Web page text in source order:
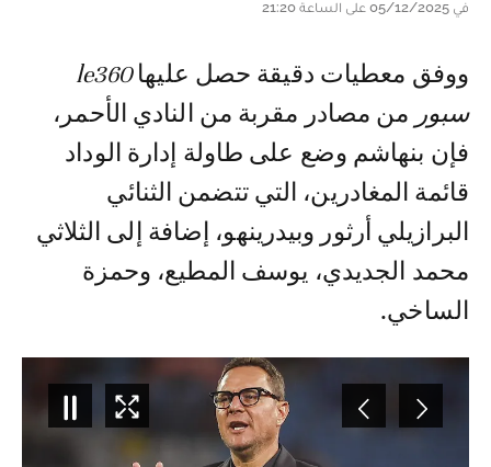
في 05/12/2025 على الساعة 21:20
ووفق معطيات دقيقة حصل عليهاle360
سبور من مصادر مقربة من النادي الأحمر،
فإن بنهاشم وضع على طاولة إدارة الوداد
قائمة المغادرين، التي تتضمن الثنائي
البرازيلي أرثور وبيدرينهو، إضافة إلى الثلاثي
محمد الجديدي، يوسف المطيع، وحمزة
الساخي.